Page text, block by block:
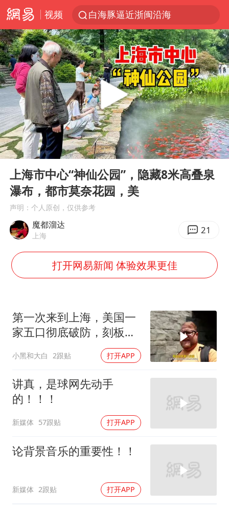
视频
白海豚逼近浙闽沿海
国足U17与阿森纳决赛取消 并列冠军
王艺迪2-4不敌张本美和止步4强
“白海豚”来了！第一批飞机已绑好
白海豚5次眼壁置换
王艺迪无缘横滨赛决赛
杭州部分地铁高架段临时停运
2025年小学教师减少13.19万
浙江海域将现5到8米巨浪到狂浪
武契奇会见泽连斯基有何意图
上海大部迎大暴雨
《披荆斩棘2026》阵容官宣
“伊斯兰版北约”出现
以军士兵把枪口对准中国记者
Play
00:00 11:53
上海市中心“神仙公园”，隐藏8米高叠泉
瀑布，都市莫奈花园，美
声明：个人原创，仅供参考
魔都溜达
上海 21
打开网易新闻 体验效果更佳
第一次来到上海，美国一
家五口彻底破防，刻板印
小黑和大白 2跟贴 打开APP
讲真，是球网先动手
的！！！
新媒体 57跟贴 打开APP
论背景音乐的重要性！！
新媒体 2跟贴 打开APP